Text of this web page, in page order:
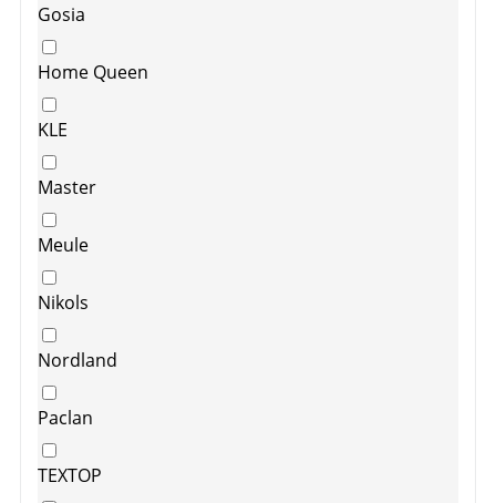
Gosia
Home Queen
KLE
Master
Meule
Nikols
Nordland
Paclan
TEXTOP